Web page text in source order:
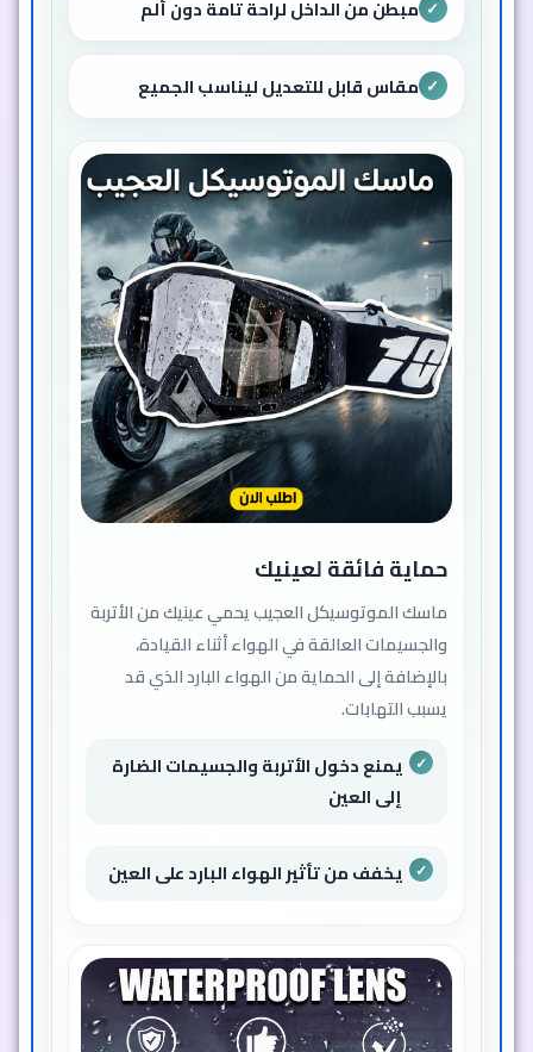
✓ مبطن من الداخل لراحة تامة دون ألم
✓ مقاس قابل للتعديل ليناسب الجميع
حماية فائقة لعينيك
ماسك الموتوسيكل العجيب يحمي عينيك من الأتربة
والجسيمات العالقة في الهواء أثناء القيادة،
بالإضافة إلى الحماية من الهواء البارد الذي قد
يسبب التهابات.
يمنع دخول الأتربة والجسيمات الضارة
إلى العين
يخفف من تأثير الهواء البارد على العين